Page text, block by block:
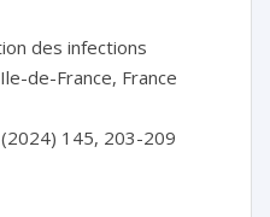
des infections
de-France, France
145, 203-209